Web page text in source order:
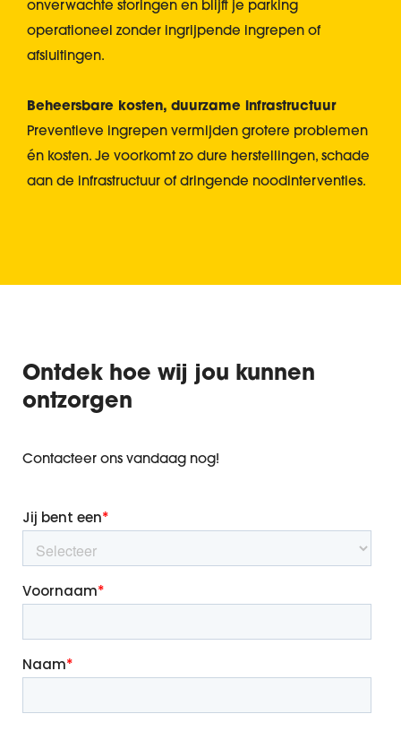
onverwachte storingen en blijft je parking
operationeel zonder ingrijpende ingrepen of
afsluitingen.
Beheersbare kosten, duurzame infrastructuur
Preventieve ingrepen vermijden grotere problemen
én kosten. Je voorkomt zo dure herstellingen, schade
aan de infrastructuur of dringende noodinterventies.
Ontdek hoe wij jou kunnen
ontzorgen
Contacteer ons vandaag nog!